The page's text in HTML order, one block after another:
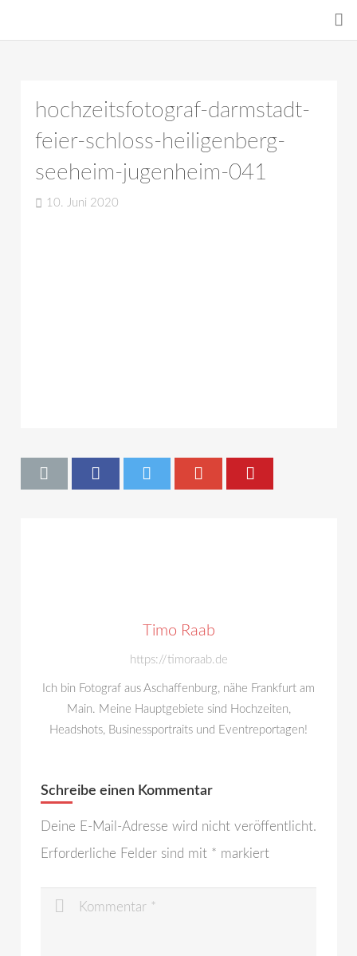
hochzeitsfotograf-darmstadt-
feier-schloss-heiligenberg-
seeheim-jugenheim-041
10. Juni 2020
Timo Raab
https://timoraab.de
Ich bin Fotograf aus Aschaffenburg, nähe Frankfurt am
Main. Meine Hauptgebiete sind Hochzeiten,
Headshots, Businessportraits und Eventreportagen!
Schreibe einen Kommentar
Deine E-Mail-Adresse wird nicht veröffentlicht.
Erforderliche Felder sind mit * markiert